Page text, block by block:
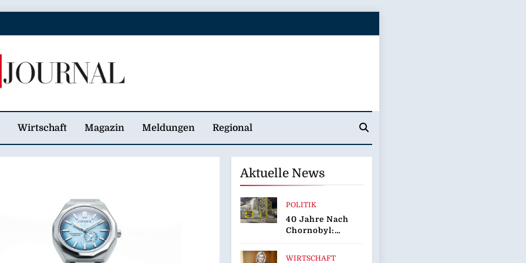
Wirtschaft Magazin Meldungen Regional
Aktuelle News
POLITIK
40 Jahre Nach
Chornobyl:
WIRTSCHAFT